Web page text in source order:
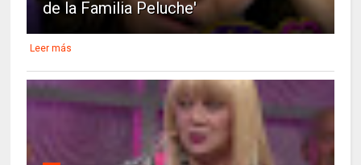
de la Familia Peluche'
Leer más